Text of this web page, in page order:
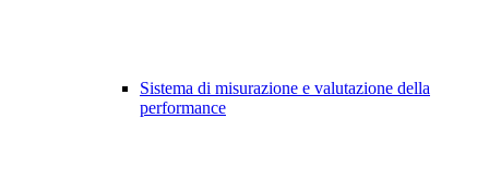
Sistema di misurazione e valutazione della
performance